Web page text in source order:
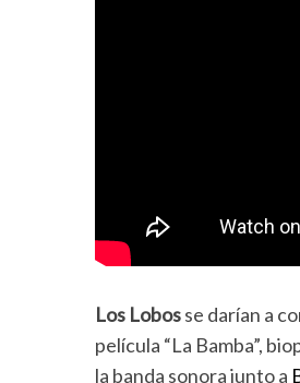
Los Lobosse darían a
película “La Bamba”,
la banda sonora junto a